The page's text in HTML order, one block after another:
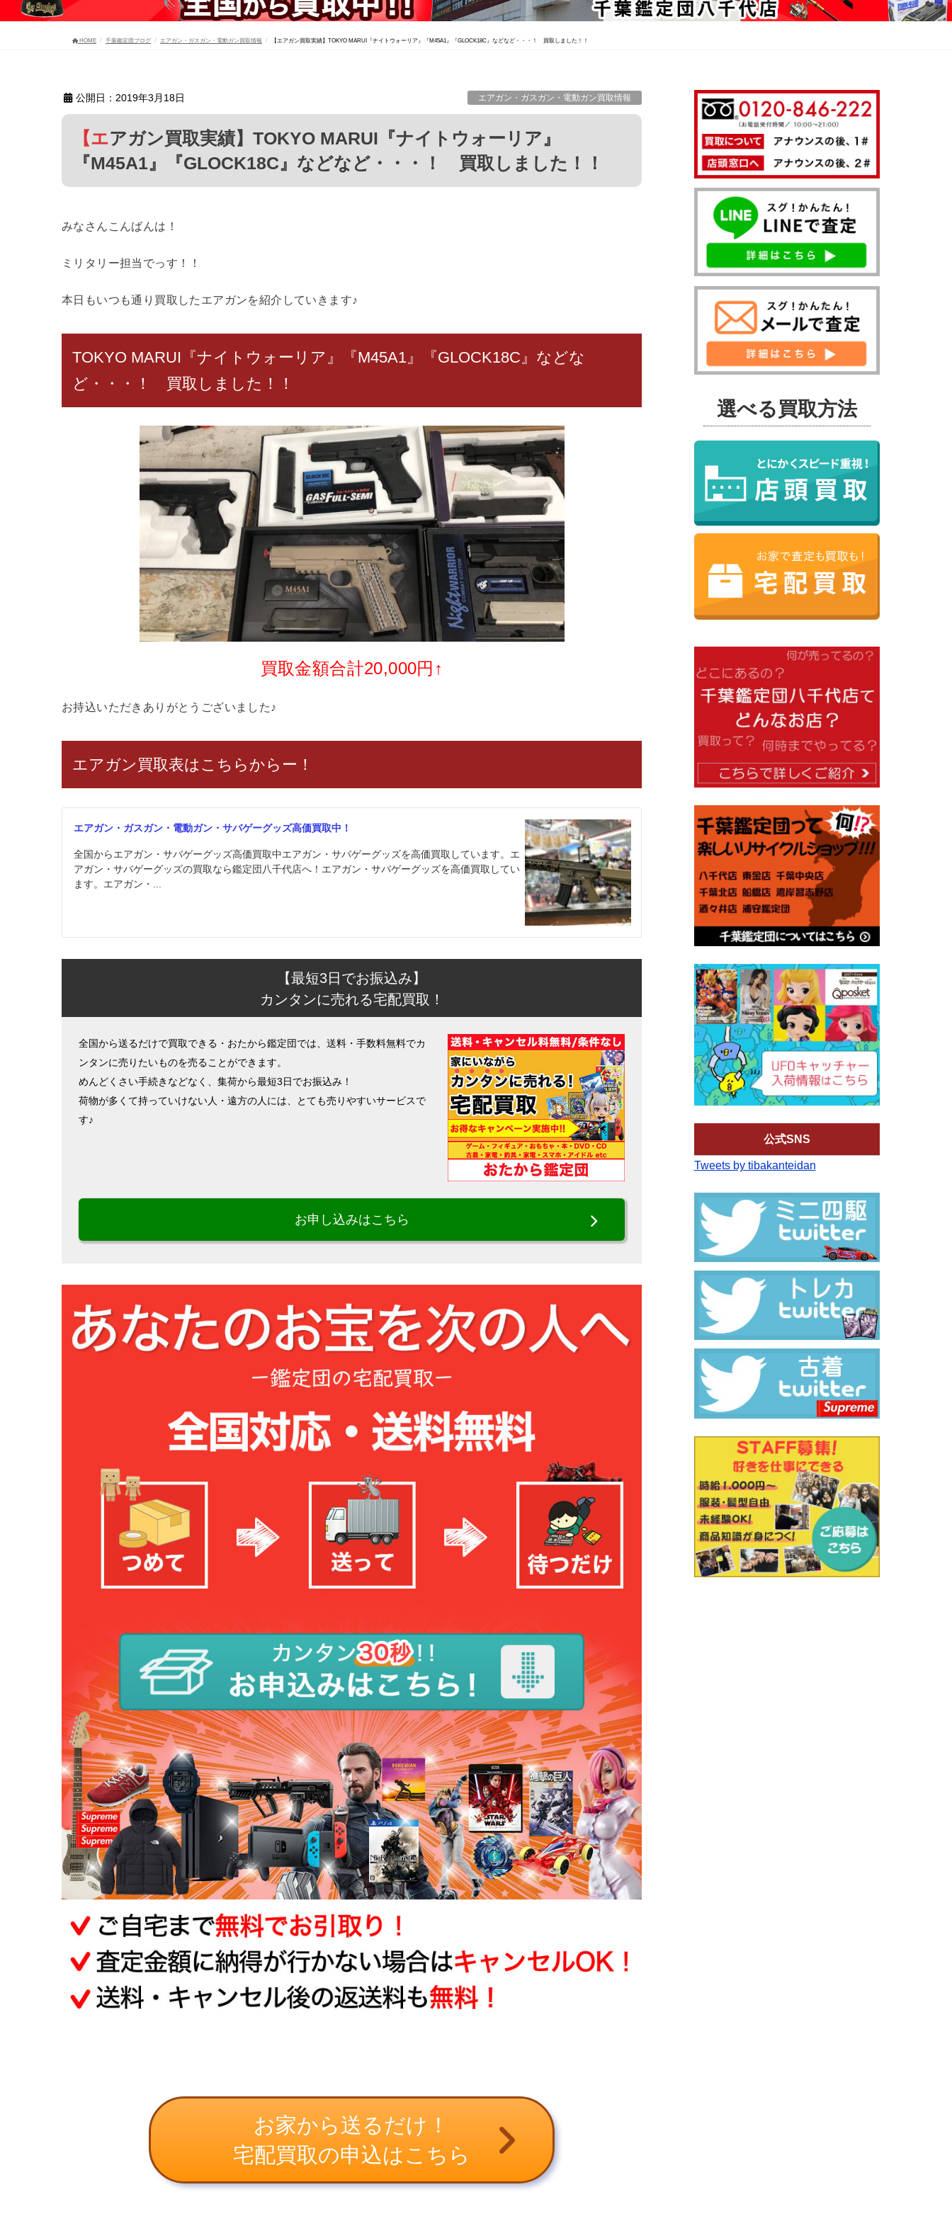
HOME 千葉鑑定団ブログ エアガン・ガスガン・電動ガン買取情報 【エアガン買取実績】TOKYO MARUI『ナイトウォーリア』『M45A1』『GLOCK18C』などなど・・・！ 買取しました！！
公開日：2019年3月18日 エアガン・ガスガン・電動ガン買取情報
【エアガン買取実績】TOKYO MARUI『ナイトウォーリア』
『M45A1』『GLOCK18C』などなど・・・！ 買取しました！！
みなさんこんばんは！
ミリタリー担当でっす！！
本日もいつも通り買取したエアガンを紹介していきます♪
TOKYO MARUI『ナイトウォーリア』『M45A1』『GLOCK18C』などな
ど・・・！ 買取しました！！
買取金額合計20,000円↑
お持込いただきありがとうございました♪
エアガン買取表はこちらからー！
エアガン・ガスガン・電動ガン・サバゲーグッズ高価買取中！
全国からエアガン・サバゲーグッズ高価買取中エアガン・サバゲーグッズを高価買取しています。エ
アガン・サバゲーグッズの買取なら鑑定団八千代店へ！エアガン・サバゲーグッズを高価買取してい
ます。エアガン・...
【最短3日でお振込み】
カンタンに売れる宅配買取！
全国から送るだけで買取できる・おたから鑑定団では、送料・手数料無料でカ
ンタンに売りたいものを売ることができます。
めんどくさい手続きなどなく、集荷から最短3日でお振込み！
荷物が多くて持っていけない人・遠方の人には、とても売りやすいサービスで
す♪
お申し込みはこちら
お家から送るだけ！
宅配買取の申込はこちら
選べる買取方法
公式SNS
Tweets by tibakanteidan